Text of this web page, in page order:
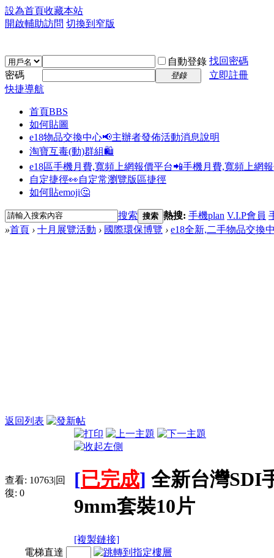
設為首頁收藏本站
開啟輔助訪問 切換到窄版
自動登錄 找回密碼
密碼
登錄
立即註冊
快捷導航
首頁BBS
如何貼圖
e18物品交換中心📢主辦者發佈活動消息說明
淘寶互毒(動)群組🛍️
e18區手機月費,寬頻上網報價平台📲手機月費,寬頻上網
自定捷徑👀自定常瀏覽版區捷徑
如何貼emoji🤔
搜索 搜索 熱搜: 手機plan V.I.P會員
»首頁 › 十月展覽活動 › 國際環保博覽 › e18全新,二手物品交換
返回列表
查看: 10763|回
復: 0
[已完成] 全新台灣SDI
9mm套裝10片
[複製鏈接]
電梯直達